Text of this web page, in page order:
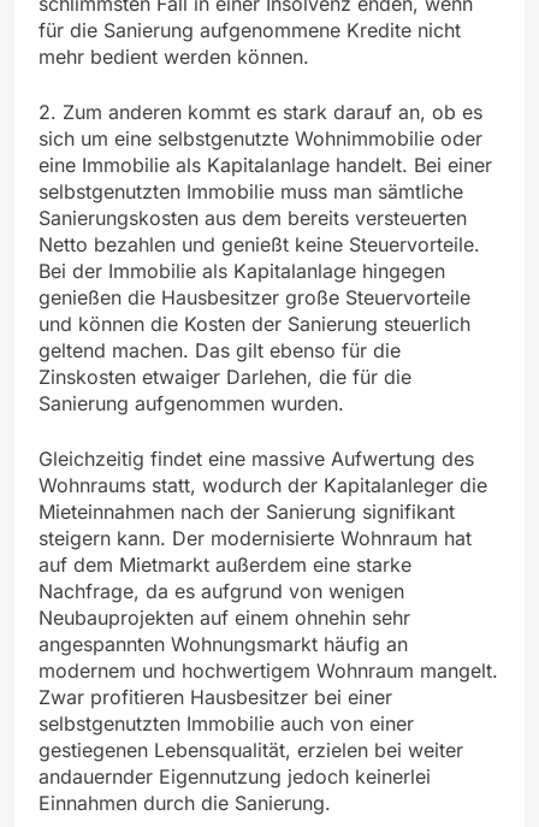
für die Sanierung aufgenommene Kredite nicht
mehr bedient werden können.
2. Zum anderen kommt es stark darauf an, ob es
sich um eine selbstgenutzte Wohnimmobilie oder
eine Immobilie als Kapitalanlage handelt. Bei einer
selbstgenutzten Immobilie muss man sämtliche
Sanierungskosten aus dem bereits versteuerten
Netto bezahlen und genießt keine Steuervorteile.
Bei der Immobilie als Kapitalanlage hingegen
genießen die Hausbesitzer große Steuervorteile
und können die Kosten der Sanierung steuerlich
geltend machen. Das gilt ebenso für die
Zinskosten etwaiger Darlehen, die für die
Sanierung aufgenommen wurden.
Gleichzeitig findet eine massive Aufwertung des
Wohnraums statt, wodurch der Kapitalanleger die
Mieteinnahmen nach der Sanierung signifikant
steigern kann. Der modernisierte Wohnraum hat
auf dem Mietmarkt außerdem eine starke
Nachfrage, da es aufgrund von wenigen
Neubauprojekten auf einem ohnehin sehr
angespannten Wohnungsmarkt häufig an
modernem und hochwertigem Wohnraum mangelt.
Zwar profitieren Hausbesitzer bei einer
selbstgenutzten Immobilie auch von einer
gestiegenen Lebensqualität, erzielen bei weiter
andauernder Eigennutzung jedoch keinerlei
Einnahmen durch die Sanierung.